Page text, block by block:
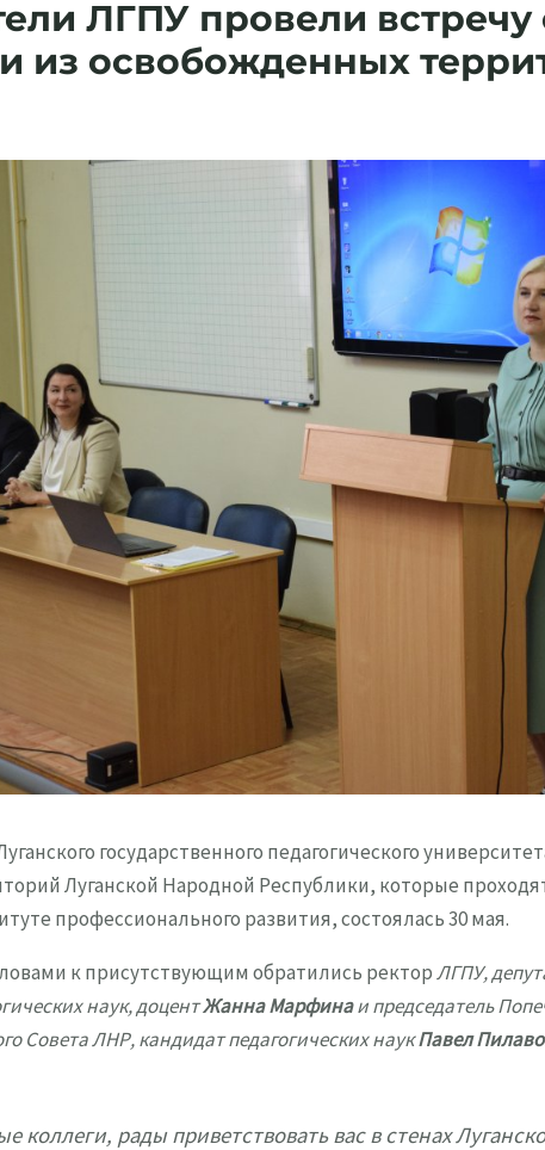
ЛГПУ провели встречу
из освобожденных
государственного педагогического
Луганской Народной Республики, которые
профессионального развития, состоялась 30 мая.
к присутствующим обратились ректорЛГПУ,
наук, доцентЖанна Марфинаи председатель
Совета ЛНР, кандидат педагогических наукПавел
коллеги, рады приветствовать вас в стенах